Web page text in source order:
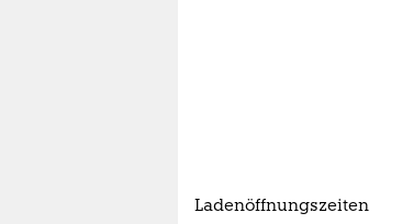
Ladenöffnungszeiten